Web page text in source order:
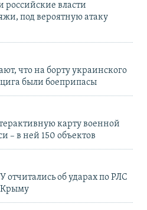
российские власти
под вероятную атаку
что на борту украинского
были боеприпасы
карту военной
– в ней 150 объектов
отчитались об ударах по РЛС
Крыму